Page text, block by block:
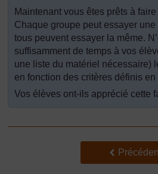
Maintenant vous êtes prêts à
Chaque groupe peut essayer
tous peuvent essayer la même.
suffisamment de temps à vos
une liste du matériel nécessaire)
en fonction des critères définis en
Vos élèves ont-ils apprécié cette
Précédent